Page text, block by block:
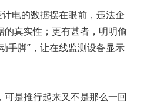
电的数据摆在眼前，违法企
的真实性；更有甚者，明明偷
手脚”，让在线监测设备显示
是推行起来又不是那么一回